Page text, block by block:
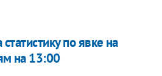
по явке на
на 13:00